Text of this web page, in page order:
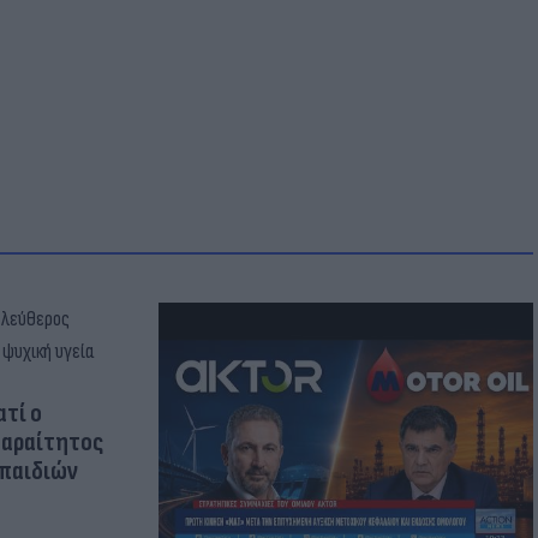
ο